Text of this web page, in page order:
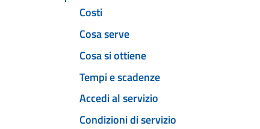
Costi
Cosa serve
Cosa si ottiene
Tempi e scadenze
Accedi al servizio
Condizioni di servizio